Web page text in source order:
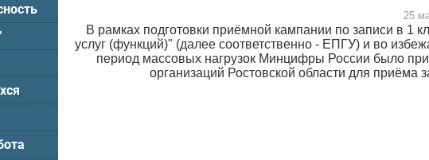
25
В рамках подготовки приёмной кампании по записи в 1
услуг (функций)" (далее соответственно - ЕПГУ) и во
период массовых нагрузок Минцифры России было
организаций Ростовской области для приёма